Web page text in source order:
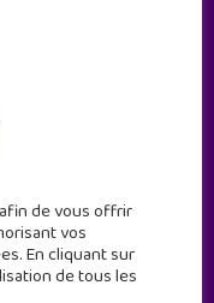
de vous offrir
vos
En cliquant sur
de tous les